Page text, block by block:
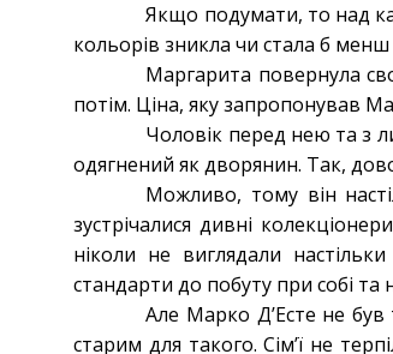
Якщо подумати, то над
кольорів зникла чи стала б
Маргарита повернула
потім. Ціна, яку запропонував
Чоловік перед нею та з
одягнений як дворянин. Так,
Можливо, тому він
зустрічалися дивні
ніколи не виглядали
стандарти до побуту при собі та
Але Марко Д’Есте не
старим для такого. Сім’ї не